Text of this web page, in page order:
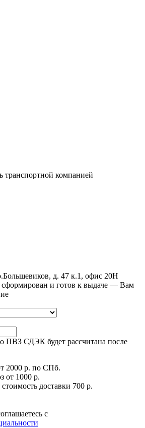
транспортной компанией
д. 47 к.1, офис 20Н
сформирован и готов к выдаче — Вам
ПВЗ СДЭК будет рассчитана после
2000 р. по СПб.
от 1000 р.
доставки 700 р.
с